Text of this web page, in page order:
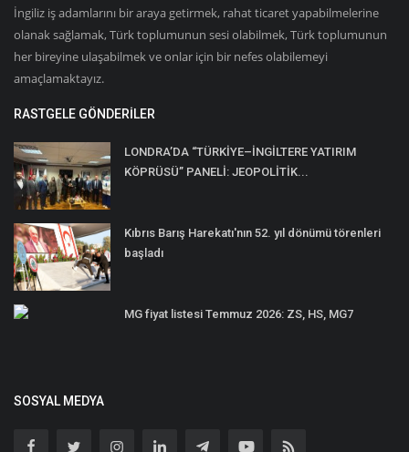
İngiliz iş adamlarını bir araya getirmek, rahat ticaret yapabilmelerine
olanak sağlamak, Türk toplumunun sesi olabilmek, Türk toplumunun
her bireyine ulaşabilmek ve onlar için bir nefes olabilemeyi
amaçlamaktayız.
RASTGELE GÖNDERILER
LONDRA’DA “TÜRKİYE–İNGİLTERE YATIRIM
KÖPRÜSÜ” PANELİ: JEOPOLİTİK...
Kıbrıs Barış Harekatı'nın 52. yıl dönümü törenleri
başladı
MG fiyat listesi Temmuz 2026: ZS, HS, MG7
SOSYAL MEDYA